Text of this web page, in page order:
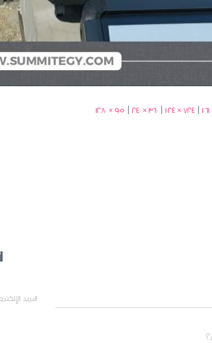
724 × 1024
360 × 240
905 × 1280
البريد